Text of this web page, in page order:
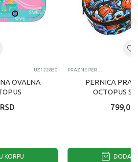
UZ122850
OVALNA
RSD
KORPU
PRAZNE PERNICE
PERNICA
OCTOPUS
799,00
DODAJ